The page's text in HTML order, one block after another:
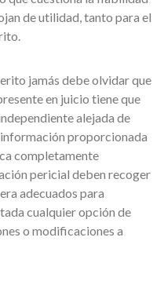
de utilidad, tanto para el
jamás debe olvidar que
en juicio tiene que
alejada de
proporcionada
completamente
pericial deben recoger
adecuados para
cualquier opción de
o modificaciones a